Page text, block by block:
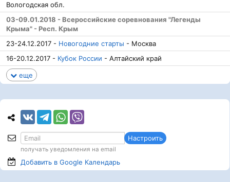
Вологодская обл.
03-09.01.2018 - Всероссийские соревнования "Легенды
Крыма" - Респ. Крым
23-24.12.2017 - Новогодние старты - Москва
16-20.12.2017 - Кубок России - Алтайский край
еще
Настроить
получать уведомления на email
Добавить в Google Календарь